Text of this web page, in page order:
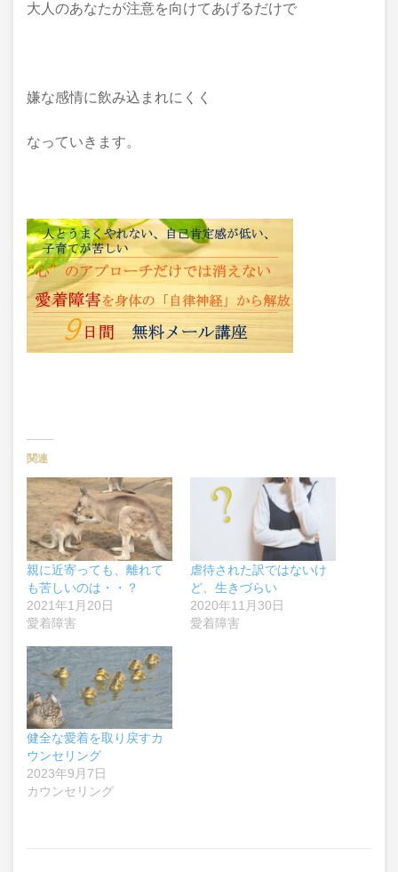
大人のあなたが注意を向けてあげるだけで
嫌な感情に飲み込まれにくく
なっていきます。
関連
親に近寄っても、離れて
も苦しいのは・・？
2021年1月20日
愛着障害
虐待された訳ではないけ
ど、生きづらい
2020年11月30日
愛着障害
健全な愛着を取り戻すカ
ウンセリング
2023年9月7日
カウンセリング